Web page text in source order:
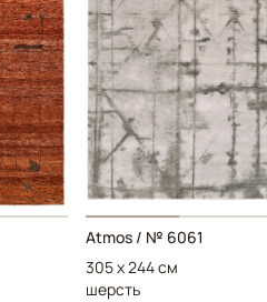
Atmos / № 6061
305 x 244 см
шерсть